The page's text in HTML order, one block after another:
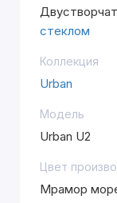
стеклом
Коллекция
Urban
Модель
Urban U2
Цвет
Мрамор